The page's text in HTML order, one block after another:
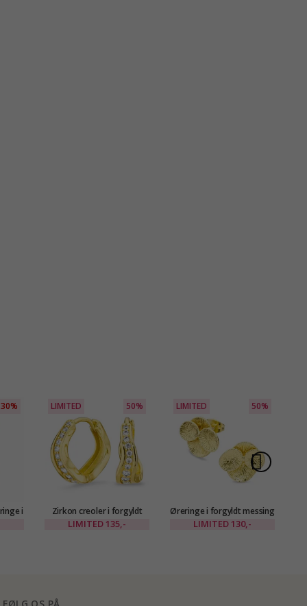
30%
i
LIMITED 50%
Zirkon creoler i forgyldt
messing - Eliné
LIMITED 135,-
LIMITED 50%
Øreringe i forgyldt messing
- Eliné
LIMITED 130,-